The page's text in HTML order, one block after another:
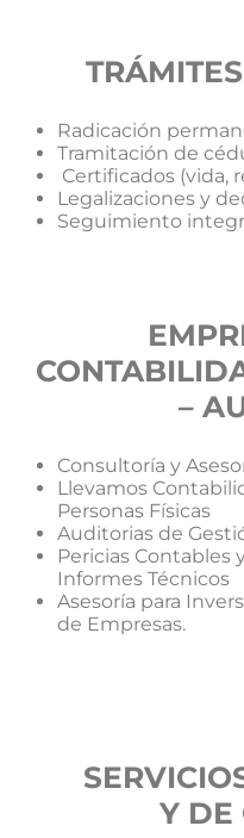
Radicación
Tramitación de
Certificados (vida,
Legalizaciones y
Seguimiento
–
Consultoría y
Llevamos
Personas Físicas
Auditorias de
Pericias Contables
Informes Técnicos
Asesoría para
de Empresas.
Y DE